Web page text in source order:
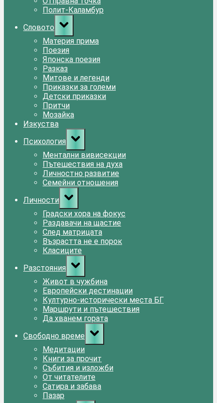
Полит-Каламбур
Словото
Toggle
sub-
menu
Материя прима
Поезия
Японска поезия
Разказ
Митове и легенди
Приказки за големи
Детски приказки
Притчи
Мозайка
Изкуства
Психология
Toggle
sub-
menu
Ментални вивисекции
Пътешествия на духа
Личностно развитие
Семейни отношения
Личности
Toggle
sub-
menu
Градски хора на фокус
Раздавачи на щастие
След матрицата
Възрастта не е порок
Класиците
Разстояния
Toggle
sub-
menu
Живот в чужбина
Европейски дестинации
Културно-исторически места БГ
Маршрути и пътешествия
Да хванем гората
Свободно време
Toggle
sub-
menu
Медитации
Книги за прочит
Събития и изложби
От читателите
Сатира и забава
Пазар